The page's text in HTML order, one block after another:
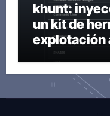
khunt:
un kit de
explotación